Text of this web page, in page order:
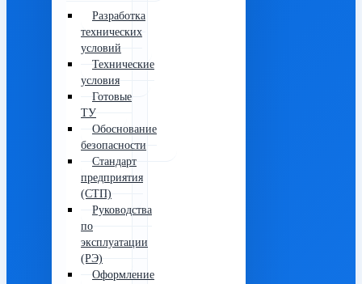
Разработка
технических
условий
Технические
условия
Готовые
ТУ
Обоснование
безопасности
Стандарт
предприятия
(СТП)
Руководства
по
эксплуатации
(РЭ)
Оформление